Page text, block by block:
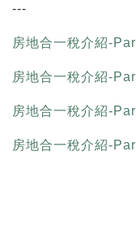
---
房地合一稅介紹-
房地合一稅介紹-
房地合一稅介紹-
房地合一稅介紹-